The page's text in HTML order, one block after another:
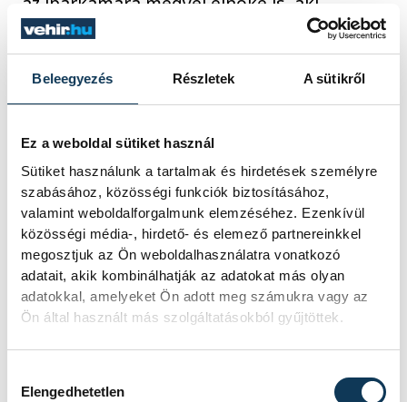
Beleegyezés Részletek A sütikről
Ez a weboldal sütiket használ
Sütiket használunk a tartalmak és hirdetések személyre
szabásához, közösségi funkciók biztosításához,
valamint weboldalforgalmunk elemzéséhez. Ezenkívül
közösségi média-, hirdető- és elemező partnereinkkel
megosztjuk az Ön weboldalhasználatra vonatkozó
adatait, akik kombinálhatják az adatokat más olyan
adatokkal, amelyeket Ön adott meg számukra vagy az
Ön által használt más szolgáltatásokból gyűjtöttek.
Elengedhetetlen
üdvözölte, hogy az utóbbi években
visszatért a gyakorlati oktatáshoz a
középfokú képzés, ezzel együtt pediga
kétkezi szakmák társadalmi
megbecsülése ismét emelkedni kezdett.
Kiemelte, hogy a most felvonuló szakmák
között több olyan is van, ami kiváló alapja
lehet egy későbbi egyetemi képzésnek,
mint például a mechatronikai, logisztikai,
vegyész, gépész, illetve informatikai